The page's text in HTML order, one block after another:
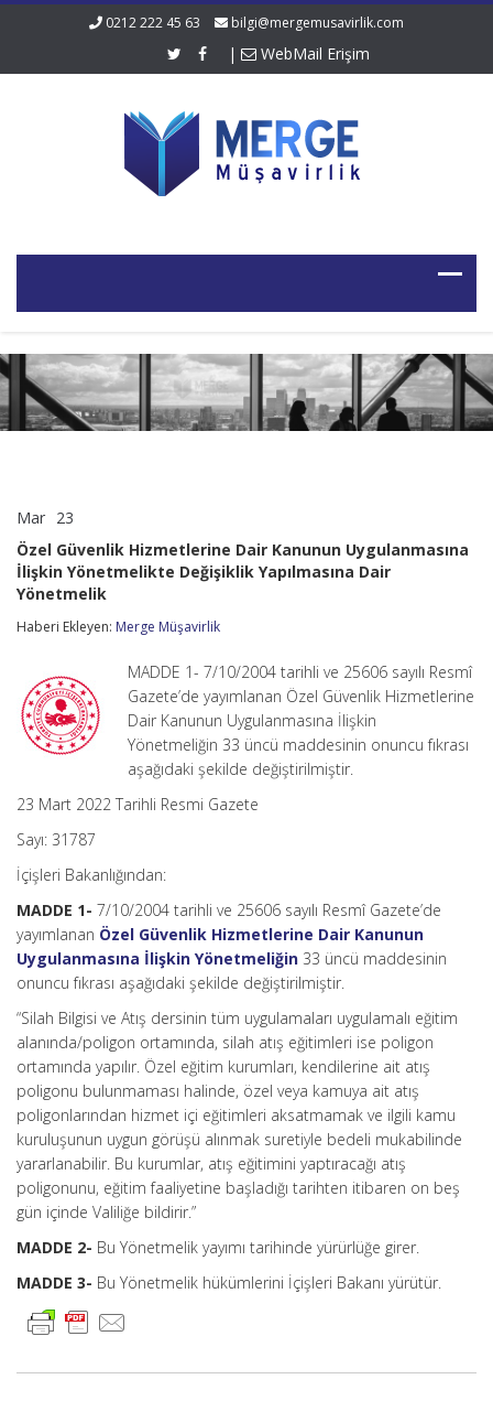
0212 222 45 63 bilgi@mergemusavirlik.com
| WebMail Erişim
Mar 23
Hizmetlerine
Dair
Kanunun
İlişkin
Değişiklik
Yapılmasına
Dair
Yönetmelik
Özel Güvenlik Hizmetlerine Dair Kanunun Uygulanmasına
İlişkin Yönetmelikte Değişiklik Yapılmasına Dair
Yönetmelik
Haberi Ekleyen: Merge Müşavirlik
MADDE 1- 7/10/2004 tarihli ve 25606 sayılı Resmî
Gazete’de yayımlanan Özel Güvenlik Hizmetlerine
Dair Kanunun Uygulanmasına İlişkin
Yönetmeliğin 33 üncü maddesinin onuncu fıkrası
aşağıdaki şekilde değiştirilmiştir.
23 Mart 2022 Tarihli Resmi Gazete
Sayı: 31787
İçişleri Bakanlığından:
MADDE 1- 7/10/2004 tarihli ve 25606 sayılı Resmî Gazete’de
yayımlanan Özel Güvenlik Hizmetlerine Dair Kanunun
Uygulanmasına İlişkin Yönetmeliğin 33 üncü maddesinin
onuncu fıkrası aşağıdaki şekilde değiştirilmiştir.
“Silah Bilgisi ve Atış dersinin tüm uygulamaları uygulamalı eğitim
alanında/poligon ortamında, silah atış eğitimleri ise poligon
ortamında yapılır. Özel eğitim kurumları, kendilerine ait atış
poligonu bulunmaması halinde, özel veya kamuya ait atış
poligonlarından hizmet içi eğitimleri aksatmamak ve ilgili kamu
kuruluşunun uygun görüşü alınmak suretiyle bedeli mukabilinde
yararlanabilir. Bu kurumlar, atış eğitimini yaptıracağı atış
poligonunu, eğitim faaliyetine başladığı tarihten itibaren on beş
gün içinde Valiliğe bildirir.”
MADDE 2- Bu Yönetmelik yayımı tarihinde yürürlüğe girer.
MADDE 3- Bu Yönetmelik hükümlerini İçişleri Bakanı yürütür.